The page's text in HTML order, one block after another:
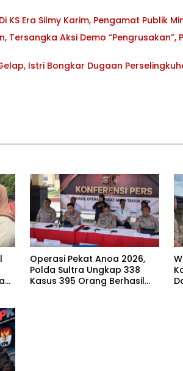
KS Era Silmy Karim, Pengamat Publik
Tersangka Aksi Demo “Pengrusakan”,
Istri Bongkar Dugaan
Operasi Pekat Anoa 2026,
Polda Sultra Ungkap 338
Kasus 395 Orang Berhasil